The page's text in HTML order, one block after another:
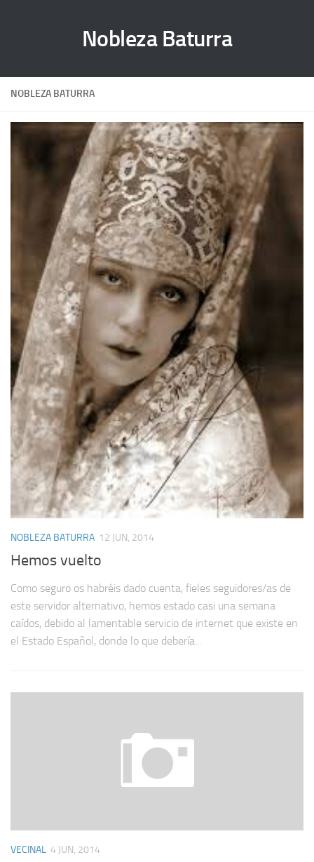
Nobleza Baturra
NOBLEZA BATURRA
NOBLEZA BATURRA 12 JUN, 2014
Hemos vuelto
Como seguro os habréis dado cuenta, fieles seguidores/as de
este servidor alternativo, hemos estado casi una semana
caídos, debido al lamentable servicio de internet que existe en
el Estado Español, donde lo que debería...
VECINAL 4 JUN, 2014